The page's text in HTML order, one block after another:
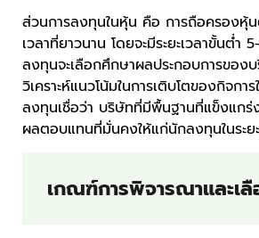
ส่วนการลงทุนในหุ้น คือ การถือครองหุ้นตั
เวลาที่ยาวนาน โดยจะมีระยะเวลาขั้นต่ำ
ลงทุนจะเลือกศึกษาผลประกอบการของ
วิเคราะห์แนวโน้มในการเติบโตของกิจกา
ลงทุนเชื่อว่า บริษัทที่มีพื้นฐานที่แข็งแกร่
ผลตอบแทนที่มั่นคงให้แก่นักลงทุนในระย
เกณฑ์การพิจารณาและเ